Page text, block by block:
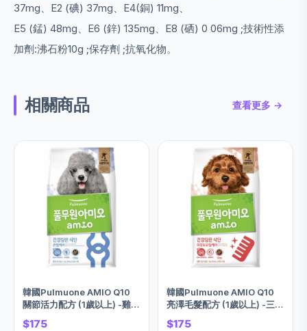
37mg、E2 (碘) 37mg、E4(銅) 11mg、
E5 (錳) 48mg、E6 (鋅) 135mg、E8 (硒) 0 06mg ;技術性添
加劑:沸石粉10g ;保存劑 ;抗氧化物。
相關商品 查看更多 →
韓國Pulmuone AMIO Q10
關節活力配方 (1歲以上) -雞肉
1KG
$175
韓國Pulmuone AMIO Q10
亮澤毛髮配方 (1歲以上) -三文
魚味 1KG
$175